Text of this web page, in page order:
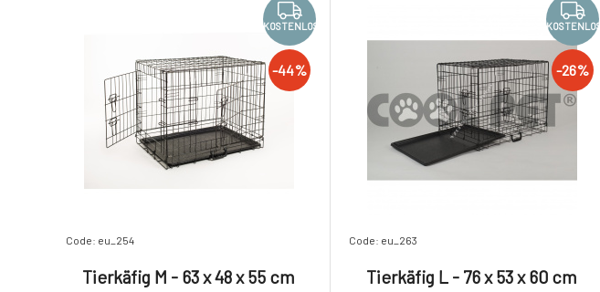
KOSTENLOS
-44%
Code: eu_254
Tierkäfig M - 63 x 48 x 55 cm
KOSTENLOS
-26%
Code: eu_263
Tierkäfig L - 76 x 53 x 60 cm